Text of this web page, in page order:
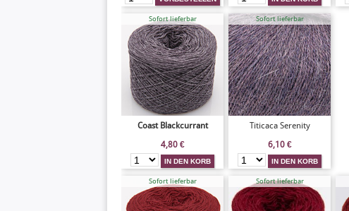
Sofort lieferbar
Coast Blackcurrant
4,80 €
Sofort lieferbar
Titicaca Serenity
6,10 €
Sofort lieferbar Sofort lieferbar